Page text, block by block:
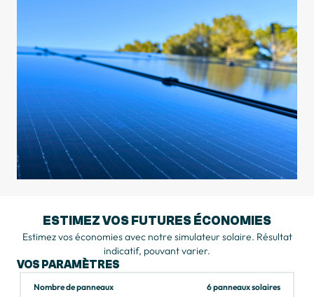
ESTIMEZ VOS FUTURES ÉCONOMIES
Estimez vos économies avec notre simulateur solaire. Résultat
indicatif, pouvant varier.
VOS PARAMÈTRES
Nombre de panneaux 6 panneaux solaires